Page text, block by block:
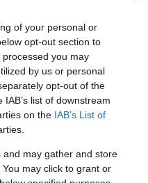
of your personal or
opt-out section to
you may
by us or personal
opt-out of the
list of downstream
on the IAB’s List of
may gather and store
may click to grant or